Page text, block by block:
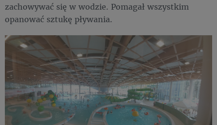
zachowywać się w wodzie. Pomagał wszystkim
opanować sztukę pływania.